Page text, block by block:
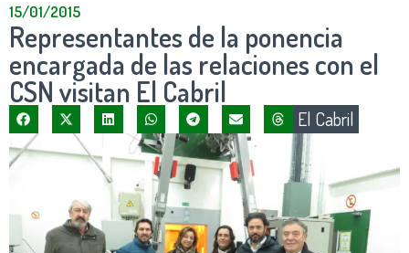
15/01/2015
Representantes de la ponencia
encargada de las relaciones con el
CSN visitan El Cabril
El Cabril